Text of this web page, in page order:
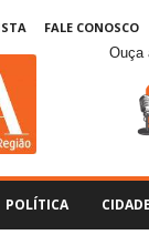
FALE CONOSCO
Ouça
POLÍTICA CIDADE